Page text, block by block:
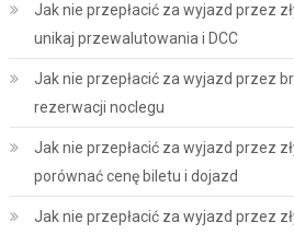
Jak nie przepłacić za wyjazd przez
unikaj przewalutowania i DCC
Jak nie przepłacić za wyjazd przez
rezerwacji noclegu
Jak nie przepłacić za wyjazd przez
porównać cenę biletu i dojazd
Jak nie przepłacić za wyjazd przez